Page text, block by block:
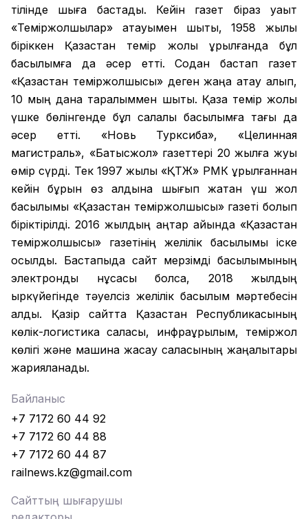
тілінде шыға бастады. Кейін газет біраз уақыт
«Теміржолшылар» атауымен шықты, 1958 жылы
біріккен Қазақстан темір жолы құрылғанда бұл
басылымға да әсер етті. Содан бастап газет
«Қазақстан теміржолшысы» деген жаңа атау алып,
10 мың дана таралыммен шықты. Қазақ темір жолы
үшке бөлінгенде бұл салалық басылымға тағы да
әсер етті. «Новь Турксиба», «Целинная
магистраль», «Батысжол» газеттері 20 жылға жуық
өмір сүрді. Тек 1997 жылы «ҚТЖ» РМК құрылғаннан
кейін бұрын өз алдына шығып жатқан үш жол
басылымы «Қазақстан теміржолшысы» газеті болып
біріктірілді. 2016 жылдың қаңтар айында «Қазақстан
теміржолшысы» газетінің желілік басылымы іске
қосылды. Бастапқыда сайт мерзімді басылымының
электронды нұсқасы болса, 2018 жылдың
қыркүйегінде тәуелсіз желілік басылым мәртебесін
алды. Қазір сайтта Қазақстан Республикасының
көлік-логистика саласы, инфрақұрылым, теміржол
көлігі және машина жасау саласының жаңалықтары
жарияланады.
Байланыс
+7 7172 60 44 92
+7 7172 60 44 88
+7 7172 60 44 87
railnews.kz@gmail.com
Сайттың шығарушы